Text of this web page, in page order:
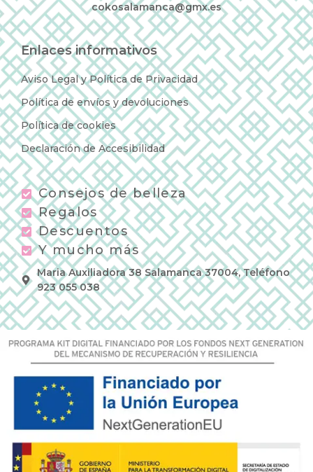
cokosalamanca@gmx.es
Enlaces informativos
Aviso Legal y Política de Privacidad
Política de envíos y devoluciones
Política de cookies
Declaración de Accesibilidad
Consejos de belleza
Regalos
Descuentos
Y mucho más
Maria Auxiliadora 38 Salamanca 37004, Teléfono
923 055 038